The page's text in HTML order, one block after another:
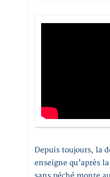
Depuis toujours, la
enseigne qu’après